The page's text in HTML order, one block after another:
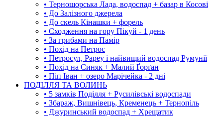
• Терношорська Лада, водоспад + базар в Косові
• До Залізного джерела
• До скель Кінашки + форель
• Сходження на гору Пікуй - 1 день
• За грибами на Памір
• Похід на Петрос
• Петросул, Рареу і найвищий водоспад Румунії
• Похід на Синяк + Малий Ґорґан
• Піп Іван + озеро Марічейка - 2 дні
ПОДІЛЛЯ ТА ВОЛИНЬ
• 5 замків Поділля + Русилівські водоспади
• Збараж, Вишнівець, Кременець + Тернопіль
• Джуринський водоспад + Хрещатик